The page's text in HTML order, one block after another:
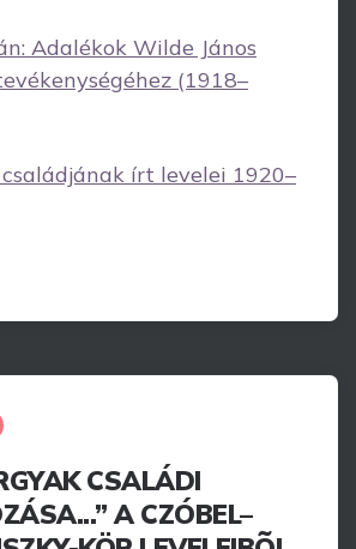
Adalékok Wilde János
(1918–
írt levelei 1920–
CSALÁDI
A CZÓBEL–